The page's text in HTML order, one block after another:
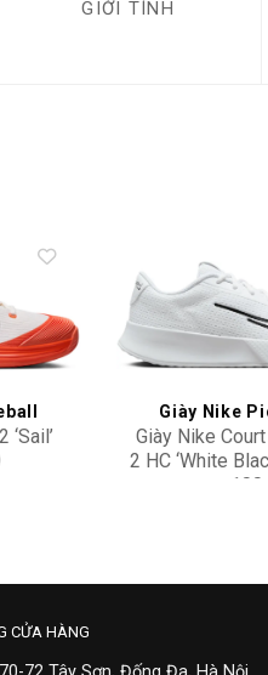
GIỚI TÍNH
Add to
wishlist
Giày Nike
Giày Nike
2 HC ‘White
100
CỬA HÀNG